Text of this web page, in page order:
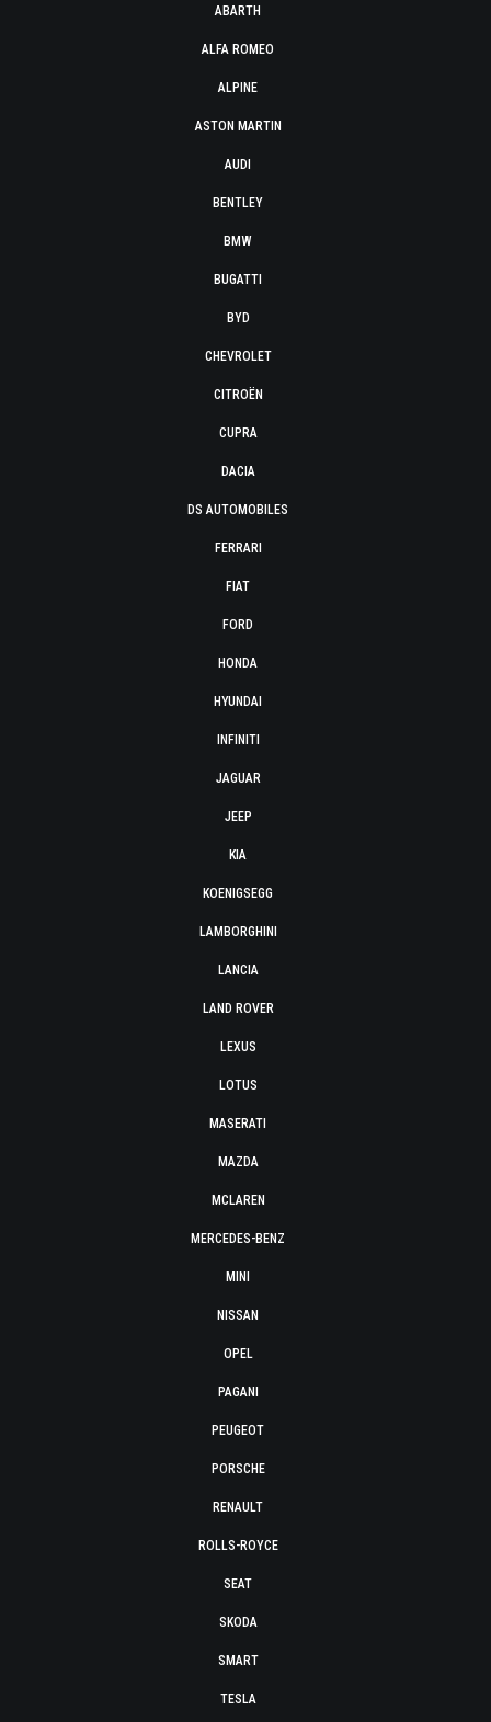
ABARTH
ALFA ROMEO
ALPINE
ASTON MARTIN
AUDI
BENTLEY
BMW
BUGATTI
BYD
CHEVROLET
CITROËN
CUPRA
DACIA
DS AUTOMOBILES
FERRARI
FIAT
FORD
HONDA
HYUNDAI
INFINITI
JAGUAR
JEEP
KIA
KOENIGSEGG
LAMBORGHINI
LANCIA
LAND ROVER
LEXUS
LOTUS
MASERATI
MAZDA
MCLAREN
MERCEDES-BENZ
MINI
NISSAN
OPEL
PAGANI
PEUGEOT
PORSCHE
RENAULT
ROLLS-ROYCE
SEAT
SKODA
SMART
TESLA